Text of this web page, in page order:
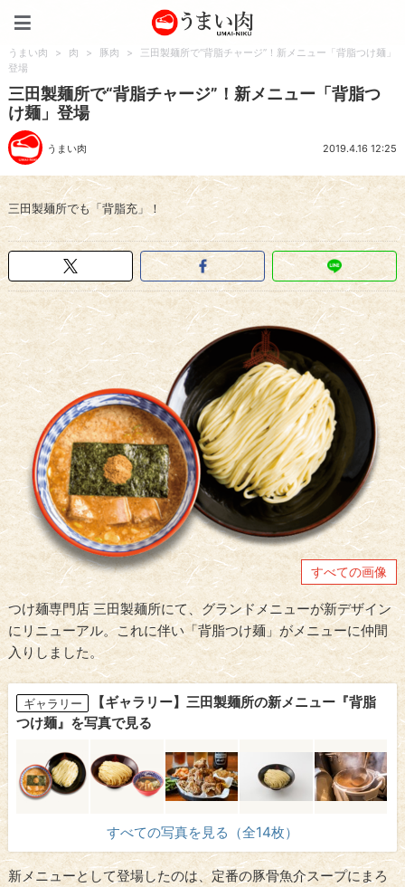
うまい肉 > 肉 > 豚肉 >
三田製麺所で“背脂チャージ”！新メニュー「背脂つけ麺」
登場
三田製麺所で“背脂チャージ”！新メニュー「背脂つ
け麺」登場
うまい肉 2019.4.16 12:25
三田製麺所でも「背脂充」！
すべての画像
つけ麺専門店 三田製麺所にて、グランドメニューが新デザイン
にリニューアル。これに伴い「背脂つけ麺」がメニューに仲間
入りしました。
ギャラリー
【ギャラリー】三田製麺所の新メニュー『背脂
つけ麺』を写真で見る
すべての写真を見る（全14枚）
新メニューとして登場したのは、定番の豚骨魚介スープにまろ